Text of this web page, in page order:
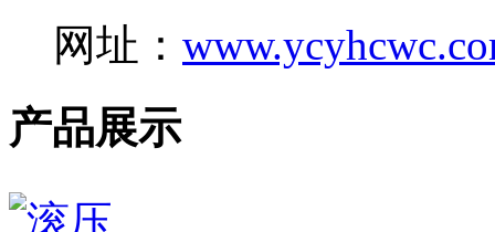
网址：
产品展示